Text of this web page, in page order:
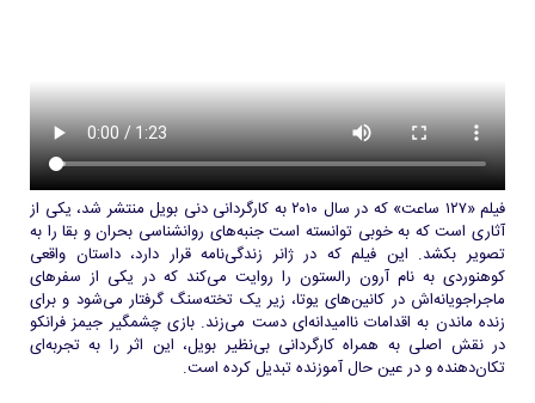
فیلم «۱۲۷ ساعت» که در سال ۲۰۱۰ به کارگردانی دنی بویل منتشر شد، یکی از
آثاری است که به خوبی توانسته است جنبه‌های روانشناسی بحران و بقا را به
تصویر بکشد. این فیلم که در ژانر زندگی‌نامه قرار دارد، داستان واقعی
کوهنوردی به نام آرون رالستون را روایت می‌کند که در یکی از سفرهای
ماجراجویانه‌اش در کانین‌های یوتا، زیر یک تخته‌سنگ گرفتار می‌شود و برای
زنده ماندن به اقدامات ناامیدانه‌ای دست می‌زند. بازی چشمگیر جیمز فرانکو
در نقش اصلی به همراه کارگردانی بی‌نظیر بویل، این اثر را به تجربه‌ای
تکان‌دهنده و در عین حال آموزنده تبدیل کرده است.